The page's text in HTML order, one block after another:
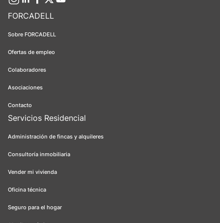
FORCADELL
Sobre FORCADELL
Ofertas de empleo
Colaboradores
Asociaciones
Contacto
Servicios Residencial
Administración de fincas y alquileres
Consultoría inmobiliaria
Vender mi vivienda
Oficina técnica
Seguro para el hogar